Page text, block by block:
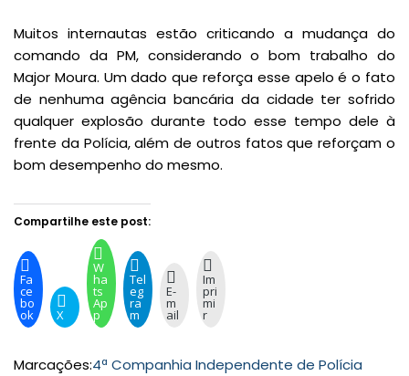
Muitos internautas estão criticando a mudança do
comando da PM, considerando o bom trabalho do
Major Moura. Um dado que reforça esse apelo é o fato
de nenhuma agência bancária da cidade ter sofrido
qualquer explosão durante todo esse tempo dele à
frente da Polícia, além de outros fatos que reforçam o
bom desempenho do mesmo.
Compartilhe este post:
Fa
ce
bo
ok X
W
ha
ts
Ap
p
Tel
eg
ra
m
E-
m
ail
Im
pri
mi
r
Marcações:4ª Companhia Independente de Polícia